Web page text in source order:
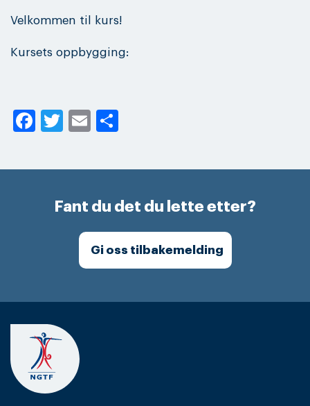
Velkommen til kurs!
Kursets oppbygging:
Facebook
Twitter
Email
Fant du det du lette etter?
Gi oss tilbakemelding